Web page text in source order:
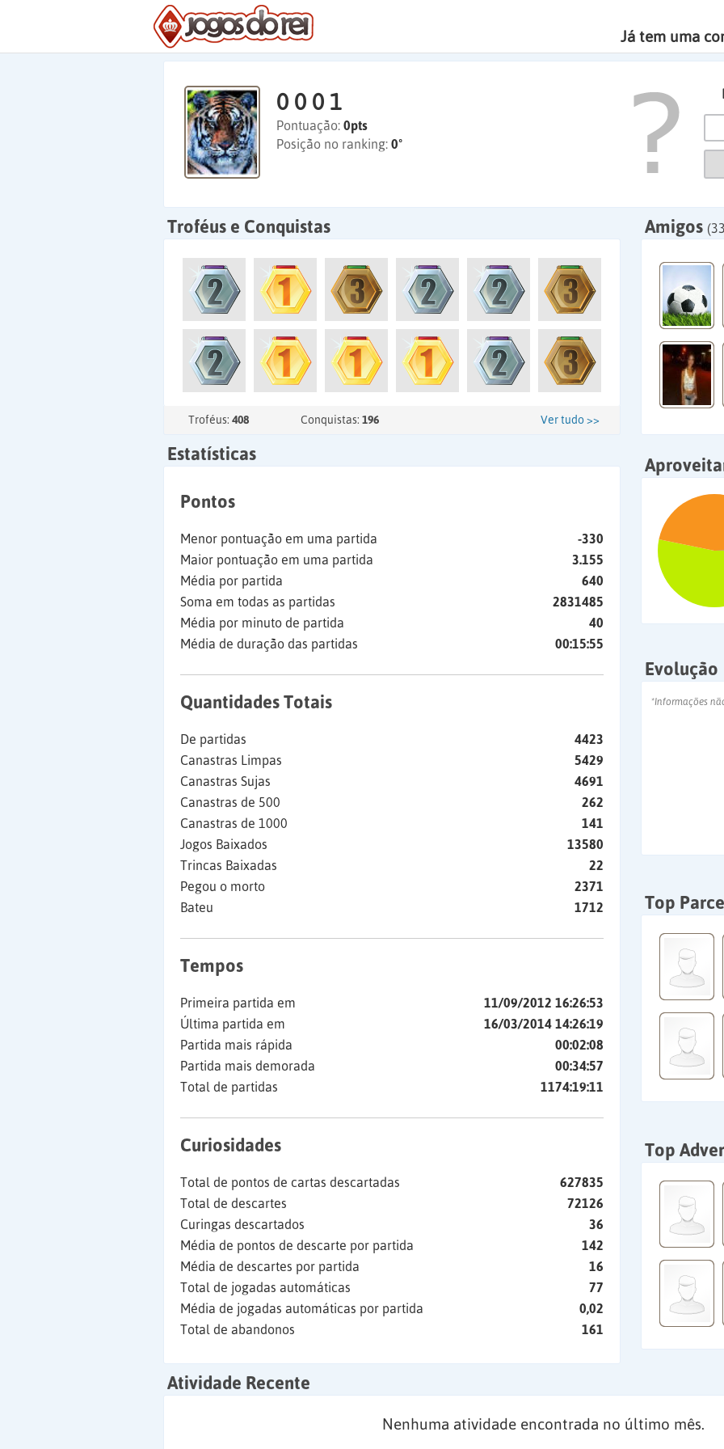
Já tem uma
0 0 0 1
Pontuação: 0pts
Posição no ranking: 0º
Troféus e Conquistas
Troféus: 408 Conquistas: 196 Ver tudo >>
Amigos
Estatísticas
Pontos
Menor pontuação em uma partida
-330
Maior pontuação em uma partida
3.155
Média por partida
640
Soma em todas as partidas
2831485
Média por minuto de partida
40
Média de duração das partidas
00:15:55
Quantidades Totais
De partidas
4423
Canastras Limpas
5429
Canastras Sujas
4691
Canastras de 500
262
Canastras de 1000
141
Jogos Baixados
13580
Trincas Baixadas
22
Pegou o morto
2371
Bateu
1712
Tempos
Primeira partida em
11/09/2012 16:26:53
Última partida em
16/03/2014 14:26:19
Partida mais rápida
00:02:08
Partida mais demorada
00:34:57
Total de partidas
1174:19:11
Curiosidades
Total de pontos de cartas descartadas
627835
Total de descartes
72126
Curingas descartados
36
Média de pontos de descarte por partida
142
Média de descartes por partida
16
Total de jogadas automáticas
77
Média de jogadas automáticas por partida
0,02
Total de abandonos
161
Evolução
*Informações
Top
Top
Atividade Recente
Nenhuma atividade encontrada no último mês.